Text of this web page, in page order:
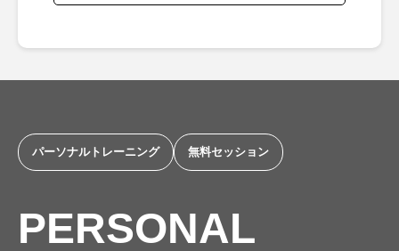
パーソナルトレーニング 無料セッション
PERSONAL